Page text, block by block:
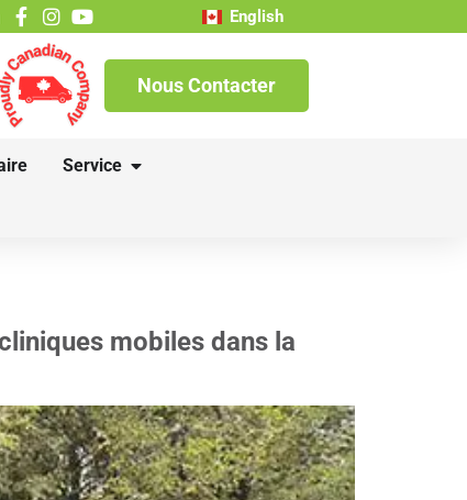
English
Nous Contacter
Service
mobiles dans la